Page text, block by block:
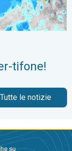
tifone!
Tutte le notizie
su